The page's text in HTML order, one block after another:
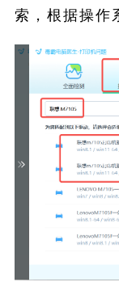
索，根据操作